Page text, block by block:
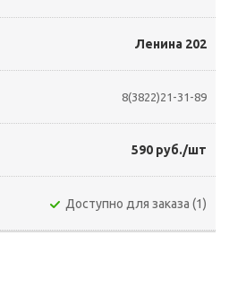
Ленина 202
8(3822)21-31-89
590 руб./шт
Доступно для заказа (1)